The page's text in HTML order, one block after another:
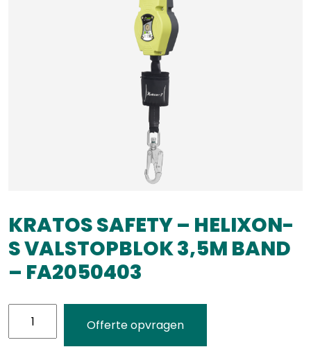
KRATOS SAFETY – HELIXON-
S VALSTOPBLOK 3,5M BAND
– FA2050403
Offerte opvragen